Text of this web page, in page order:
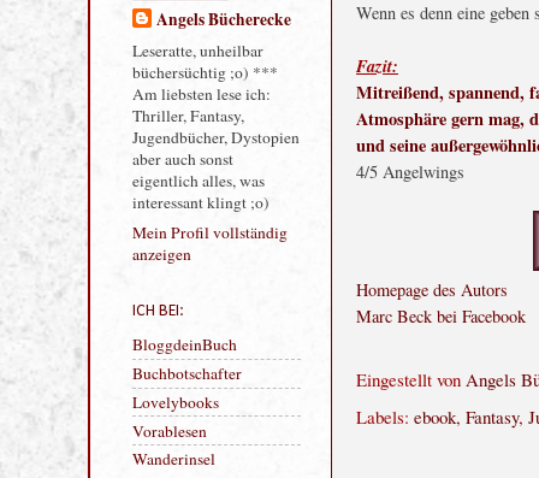
Wenn es denn eine
Fazit:
Mitreißend, spannend,
Atmosphäre gern mag,
und seine
4/5 Angelwings
Homepage des Autors
Marc Beck bei Facebook
Eingestellt von Angels
Labels: ebook, Fantasy,
Angels Bücherecke
Leseratte, unheilbar
büchersüchtig ;o) ***
Am liebsten lese ich:
Thriller, Fantasy,
Jugendbücher, Dystopien
eigentlich alles, was
interessant klingt ;o)
anzeigen
ICH BEI:
BloggdeinBuch
Buchbotschafter
Lovelybooks